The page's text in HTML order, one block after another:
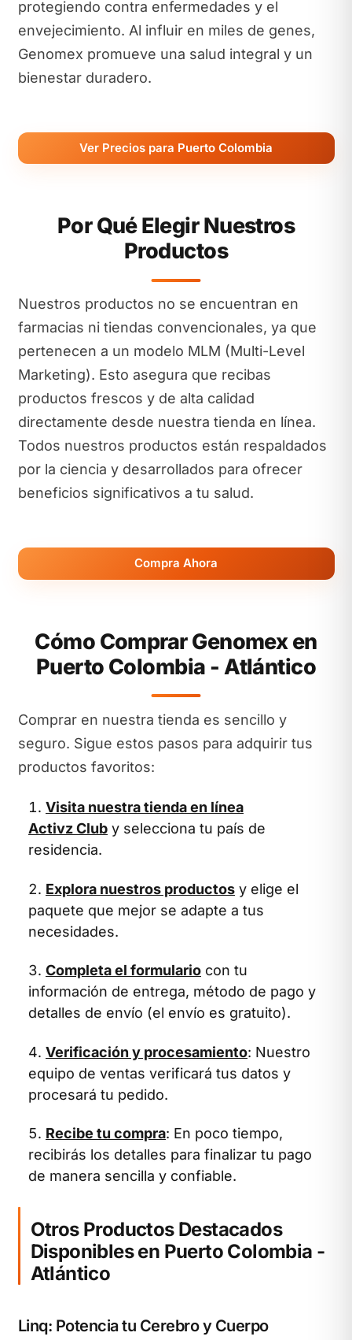
protegiendo contra enfermedades y el
envejecimiento. Al influir en miles de genes,
Genomex promueve una salud integral y un
bienestar duradero.
Ver Precios para Puerto Colombia
Por Qué Elegir Nuestros
Productos
Nuestros productos no se encuentran en
farmacias ni tiendas convencionales, ya que
pertenecen a un modelo MLM (Multi-Level
Marketing). Esto asegura que recibas
productos frescos y de alta calidad
directamente desde nuestra tienda en línea.
Todos nuestros productos están respaldados
por la ciencia y desarrollados para ofrecer
beneficios significativos a tu salud.
Compra Ahora
Cómo Comprar Genomex en
Puerto Colombia - Atlántico
Comprar en nuestra tienda es sencillo y
seguro. Sigue estos pasos para adquirir tus
productos favoritos:
Visita nuestra tienda en línea
Activz Club y selecciona tu país de
residencia.
Explora nuestros productos y elige el
paquete que mejor se adapte a tus
necesidades.
Completa el formulario con tu
información de entrega, método de pago y
detalles de envío (el envío es gratuito).
Verificación y procesamiento: Nuestro
equipo de ventas verificará tus datos y
procesará tu pedido.
Recibe tu compra: En poco tiempo,
recibirás los detalles para finalizar tu pago
de manera sencilla y confiable.
Otros Productos Destacados
Disponibles en Puerto Colombia -
Atlántico
Linq: Potencia tu Cerebro y Cuerpo